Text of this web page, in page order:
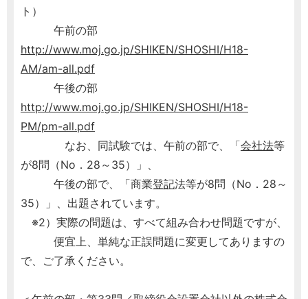
ト）
午前の部
http://www.moj.go.jp/SHIKEN/SHOSHI/H18-
AM/am-all.pdf
午後の部
http://www.moj.go.jp/SHIKEN/SHOSHI/H18-
PM/pm-all.pdf
なお、同試験では、午前の部で、「会社法等
が8問（No．28～35）」、
午後の部で、「商業登記法等が8問（No．28～
35）」、出題されています。
※2）実際の問題は、すべて組み合わせ問題ですが、
便宜上、単純な正誤問題に変更してありますの
で、ご了承ください。